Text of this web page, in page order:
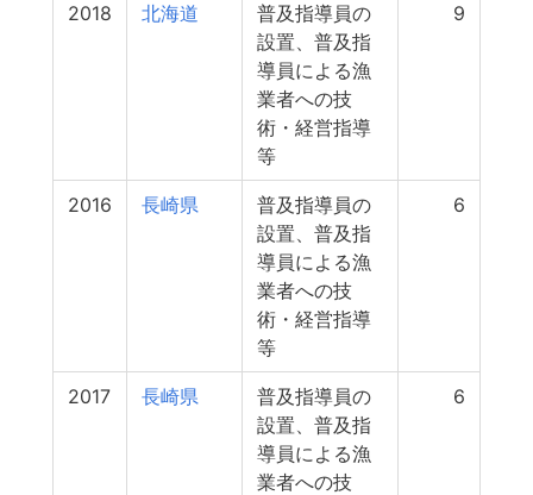
2018 北海道
普及指導員の
設置、普及指
導員による漁
業者への技
術・経営指導
等
9
2016 長崎県
普及指導員の
設置、普及指
導員による漁
業者への技
術・経営指導
等
6
2017 長崎県
普及指導員の
設置、普及指
導員による漁
業者への技
6